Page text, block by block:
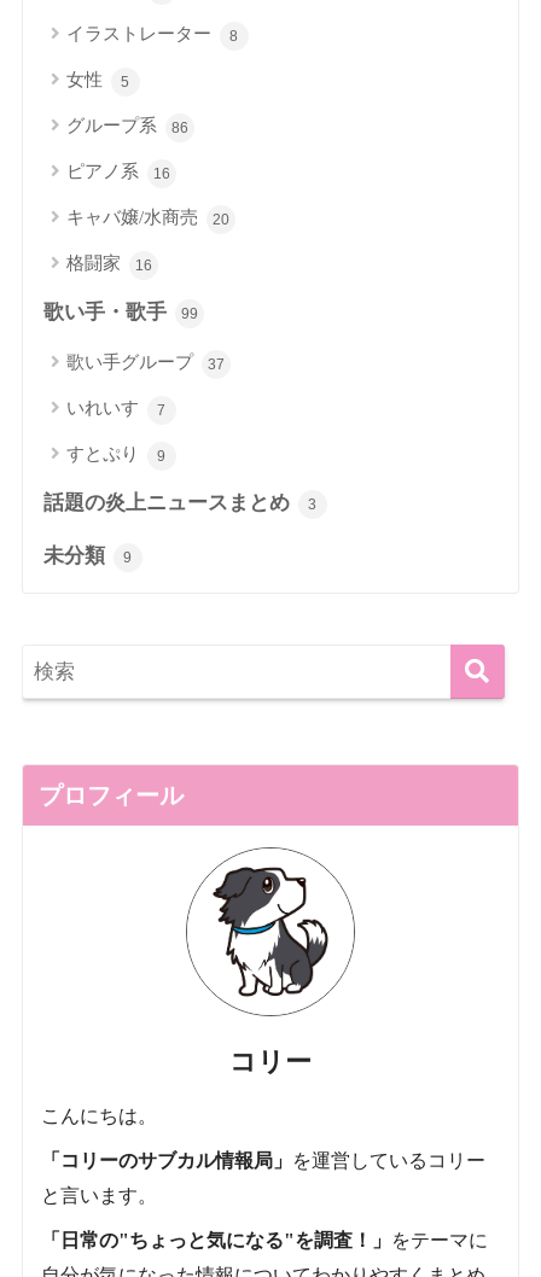
イラストレーター 8
女性 5
グループ系 86
ピアノ系 16
キャバ嬢/水商売 20
格闘家 16
歌い手・歌手 99
歌い手グループ 37
いれいす 7
すとぷり 9
話題の炎上ニュースまとめ 3
未分類 9
プロフィール
コリー
こんにちは。
「コリーのサブカル情報局」 を運営しているコリー
と言います。
「日常の"ちょっと気になる"を調査！」 をテーマに